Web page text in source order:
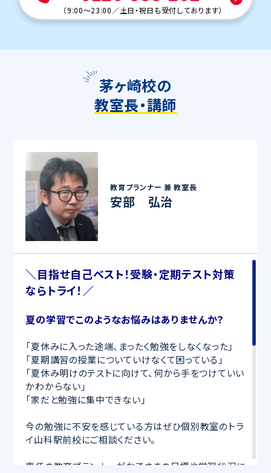
（9:00～23:00／土日・祝日も受付しております）
茅ヶ崎校の
教室長・講師
教育プランナー 兼教室長
安部 弘治
＼目指せ自己ベスト！受験・定期テスト対策
ならトライ！／
夏の学習でこのようなお悩みはありませんか？
「夏休みに入った途端、まったく勉強をしなくなった」
「夏期講習の授業についていけなくて困っている」
「夏休み明けのテストに向けて、何から手をつけていい
かわからない」
「家だと勉強に集中できない」
今の勉強に不安を感じている方はぜひ個別教室のトラ
イ山科駅前校にご相談ください。
専任の教育プランナーがお子さまの目標や学習状況に